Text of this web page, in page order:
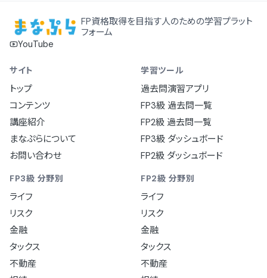
FP資格取得を目指す人のための学習プラット
フォーム
YouTube
サイト
トップ
コンテンツ
講座紹介
まなぷらについて
お問い合わせ
学習ツール
過去問演習アプリ
FP3級 過去問一覧
FP2級 過去問一覧
FP3級 ダッシュボード
FP2級 ダッシュボード
FP3級 分野別
ライフ
リスク
金融
タックス
不動産
FP2級 分野別
ライフ
リスク
金融
タックス
不動産